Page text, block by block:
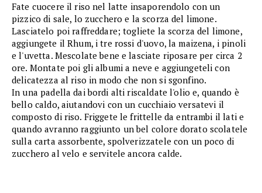
Fate cuocere il riso nel latte insaporendolo con un
pizzico di sale, lo zucchero e la scorza del limone.
Lasciatelo poi raffreddare; togliete la scorza del limone,
aggiungete il Rhum, i tre rossi d'uovo, la maizena, i pinoli
e l'uvetta. Mescolate bene e lasciate riposare per circa 2
ore. Montate poi gli albumi a neve e aggiungeteli con
delicatezza al riso in modo che non si sgonfino.
In una padella dai bordi alti riscaldate l'olio e, quando è
bello caldo, aiutandovi con un cucchiaio versatevi il
composto di riso. Friggete le frittelle da entrambi il lati e
quando avranno raggiunto un bel colore dorato scolatele
sulla carta assorbente, spolverizzatele con un poco di
zucchero al velo e servitele ancora calde.